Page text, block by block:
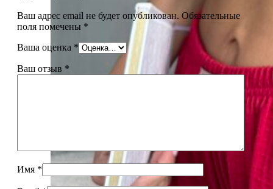
Ваш адрес email не будет опубликован. Обязательные
поля помечены *
Ваша оценка *
Ваш отзыв *
Имя *